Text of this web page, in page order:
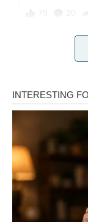
Tijekom ovog
ohrabrujuće
izazovima koji
brojni
roditeljstva, i ja
istinu.
Ispunjen sam
koje će
istaknuti